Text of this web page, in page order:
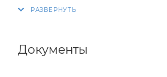
Блокировка кнопок включения.
Документы